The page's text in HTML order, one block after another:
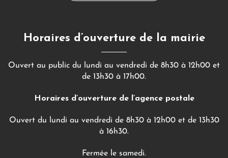
Horaires d’ouverture de la mairie
Ouvert au public du lundi au vendredi de 8h30 à 12h00 et
de 13h30 à 17h00.
Horaires d’ouverture de l’agence postale
Ouvert du lundi au vendredi de 8h30 à 12h00 et de 13h30
à 16h30.
Fermée le samedi.